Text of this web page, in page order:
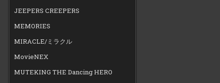
JEEPERS CREEPERS
MEMORIES
MIRACLE/ミラクル
MovieNEX
MUTEKING THE Dancing HERO